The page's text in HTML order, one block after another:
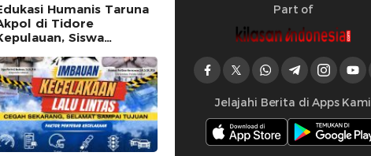
Humanis Taruna
di Tidore
Siswa
Kemandirian
Part of
Jelajahi Berita di Apps Kami